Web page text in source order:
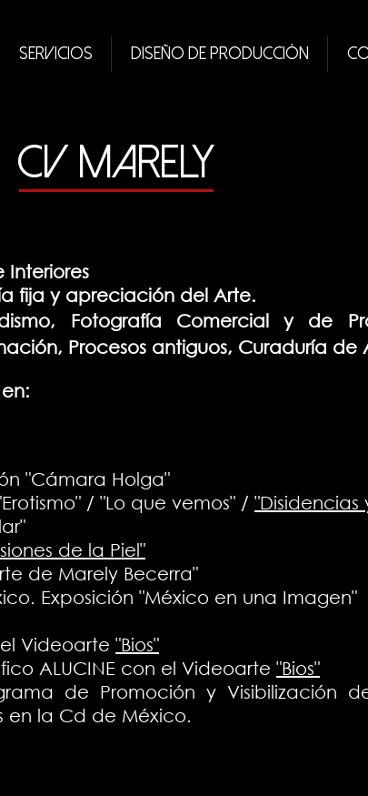
Servicios Diseño de Producción
CV Marely
Interiores
fija y apreciación del Arte.
Fotografía Comercial y de
Procesos antiguos, Curaduría de
"Cámara Holga"
/ "Lo que vemos" /
de la Piel"
de Marely Becerra"
Exposición "México en una Imagen"
Videoarte "Bios"
ALUCINE con el Videoarte "Bios"
de Promoción y Visibilización
en la Cd de México.